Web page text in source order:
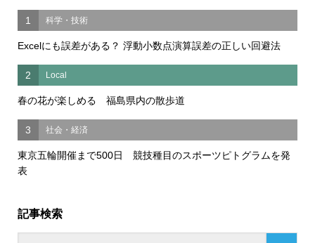
1 科学・技術
Excelにも誤差がある？ 浮動小数点演算誤差の正しい回避法
2 Local
春の花が楽しめる 福島県内の散歩道
3 社会・経済
東京五輪開催まで500日 競技種目のスポーツピトグラムを発
表
記事検索